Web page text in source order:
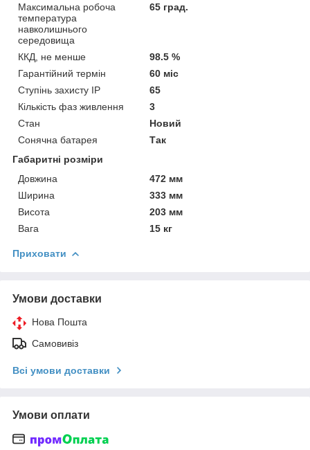
Максимальна робоча
температура
навколишнього
середовища
65 град.
ККД, не менше
98.5 %
Гарантійний термін
60 міс
Ступінь захисту IP
65
Кількість фаз живлення
3
Стан
Новий
Сонячна батарея
Так
Габаритні розміри
Довжина
472 мм
Ширина
333 мм
Висота
203 мм
Вага
15 кг
Приховати
Умови доставки
Нова Пошта
Самовивіз
Всі умови доставки
Умови оплати